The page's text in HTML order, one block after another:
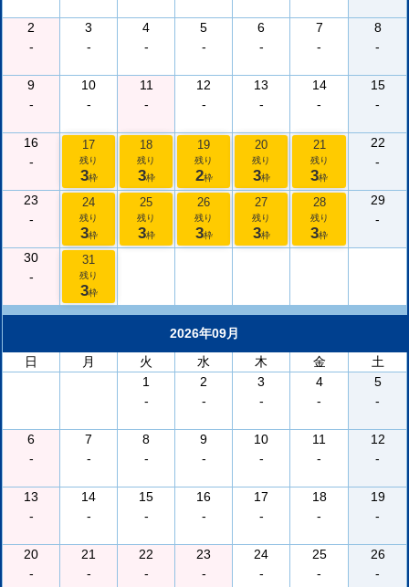
2
-
3
-
4
-
5
-
6
-
7
-
8
-
9
-
10
-
11
-
12
-
13
-
14
-
15
-
16
-
17
残り
3枠
18
残り
3枠
19
残り
2枠
20
残り
3枠
21
残り
3枠
22
-
23
-
24
残り
3枠
25
残り
3枠
26
残り
3枠
27
残り
3枠
28
残り
3枠
29
-
30
-
31
残り
3枠
2026年09月
日
月 火 水 木 金
土
1
-
2
-
3
-
4
-
5
-
6
-
7
-
8
-
9
-
10
-
11
-
12
-
13
-
14
-
15
-
16
-
17
-
18
-
19
-
20
-
21
-
22
-
23
-
24
-
25
-
26
-